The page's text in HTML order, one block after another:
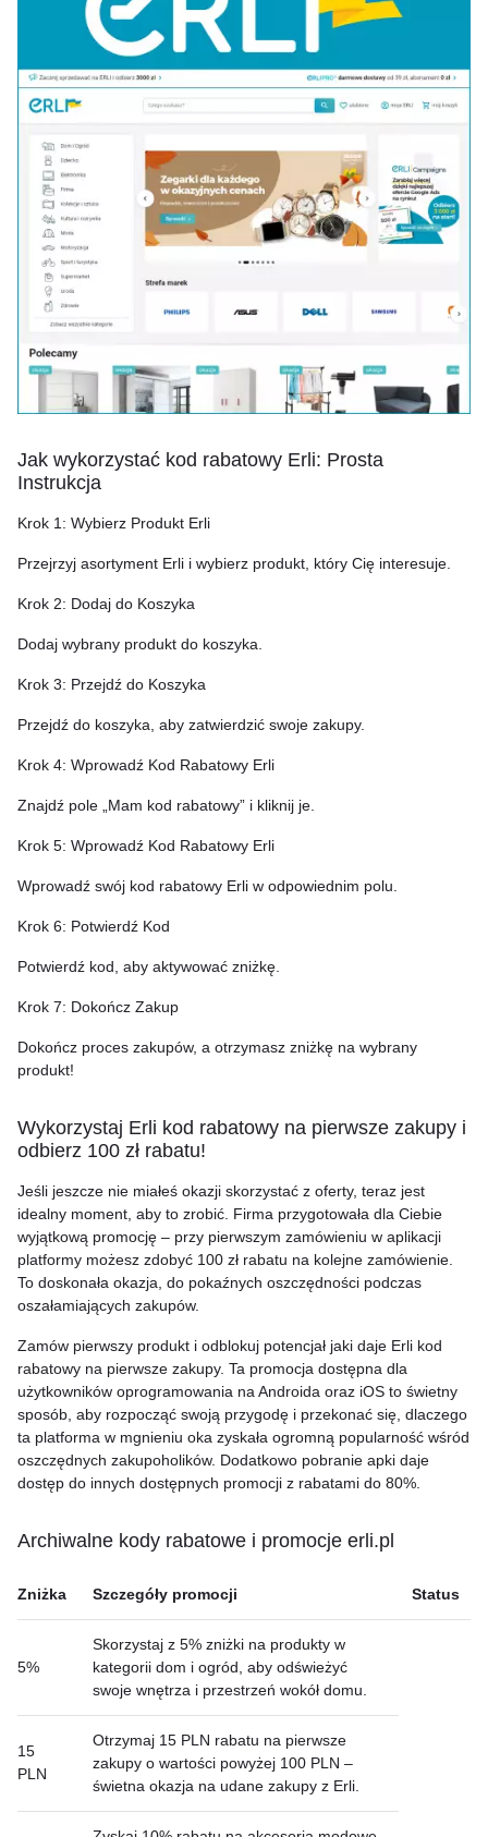
Jak wykorzystać kod rabatowy Erli: Prosta
Instrukcja
Krok 1: Wybierz Produkt Erli
Przejrzyj asortyment Erli i wybierz produkt, który Cię interesuje.
Krok 2: Dodaj do Koszyka
Dodaj wybrany produkt do koszyka.
Krok 3: Przejdź do Koszyka
Przejdź do koszyka, aby zatwierdzić swoje zakupy.
Krok 4: Wprowadź Kod Rabatowy Erli
Znajdź pole „Mam kod rabatowy” i kliknij je.
Krok 5: Wprowadź Kod Rabatowy Erli
Wprowadź swój kod rabatowy Erli w odpowiednim polu.
Krok 6: Potwierdź Kod
Potwierdź kod, aby aktywować zniżkę.
Krok 7: Dokończ Zakup
Dokończ proces zakupów, a otrzymasz zniżkę na wybrany
produkt!
Wykorzystaj Erli kod rabatowy na pierwsze zakupy i
odbierz 100 zł rabatu!
Jeśli jeszcze nie miałeś okazji skorzystać z oferty, teraz jest
idealny moment, aby to zrobić. Firma przygotowała dla Ciebie
wyjątkową promocję – przy pierwszym zamówieniu w aplikacji
platformy możesz zdobyć 100 zł rabatu na kolejne zamówienie.
To doskonała okazja, do pokaźnych oszczędności podczas
oszałamiających zakupów.
Zamów pierwszy produkt i odblokuj potencjał jaki daje Erli kod
rabatowy na pierwsze zakupy. Ta promocja dostępna dla
użytkowników oprogramowania na Androida oraz iOS to świetny
sposób, aby rozpocząć swoją przygodę i przekonać się, dlaczego
ta platforma w mgnieniu oka zyskała ogromną popularność wśród
oszczędnych zakupoholików. Dodatkowo pobranie apki daje
dostęp do innych dostępnych promocji z rabatami do 80%.
Archiwalne kody rabatowe i promocje erli.pl
Zniżka Szczegóły promocji Status
5%
Skorzystaj z 5% zniżki na produkty w
kategorii dom i ogród, aby odświeżyć
swoje wnętrza i przestrzeń wokół domu.
15
PLN
Otrzymaj 15 PLN rabatu na pierwsze
zakupy o wartości powyżej 100 PLN –
świetna okazja na udane zakupy z Erli.